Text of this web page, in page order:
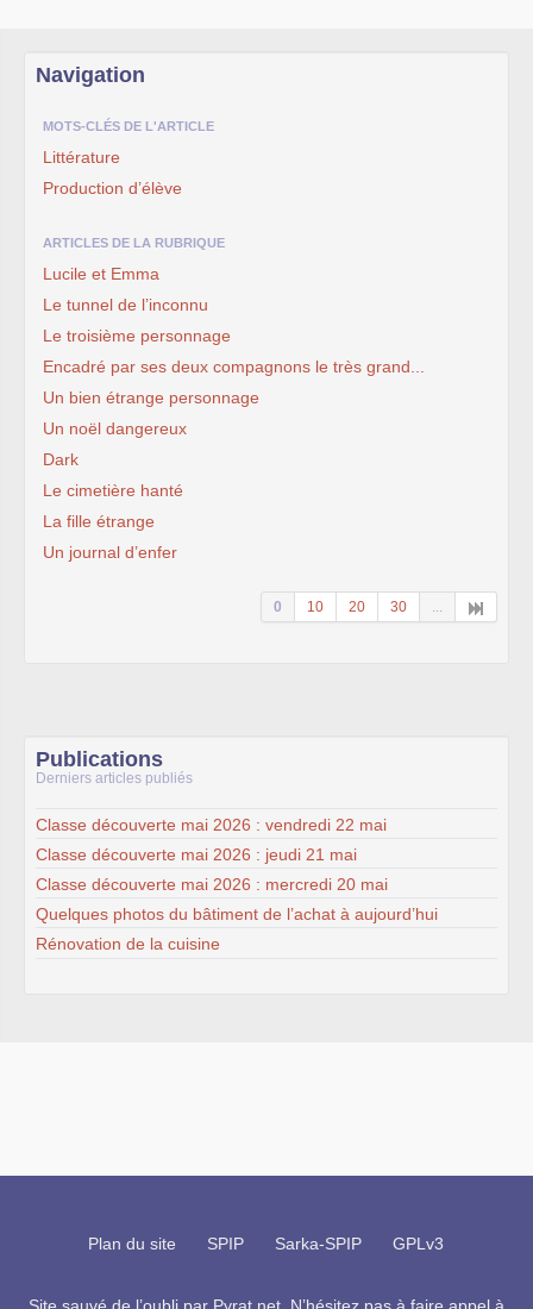
Navigation
MOTS-CLÉS DE L'ARTICLE
Littérature
Production d’élève
ARTICLES DE LA RUBRIQUE
Lucile et Emma
Le tunnel de l’inconnu
Le troisième personnage
Encadré par ses deux compagnons le très grand...
Un bien étrange personnage
Un noël dangereux
Dark
Le cimetière hanté
La fille étrange
Un journal d’enfer
0 10 20 30 ...
Publications
Derniers articles publiés
Classe découverte mai 2026 : vendredi 22 mai
Classe découverte mai 2026 : jeudi 21 mai
Classe découverte mai 2026 : mercredi 20 mai
Quelques photos du bâtiment de l’achat à aujourd’hui
Rénovation de la cuisine
Plan du site SPIP Sarka-SPIP GPLv3